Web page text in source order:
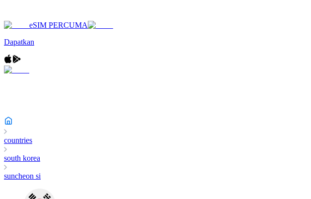
eSIM PERCUMA
Dapatkan
countries
south korea
suncheon si